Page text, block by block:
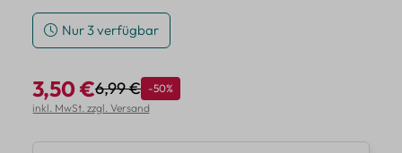
Nur 3 verfügbar
Verkaufspreis:
3,50 €Regulärer Preis:
6,99 € Rabatt
-50%
inkl. MwSt. zzgl. Versand